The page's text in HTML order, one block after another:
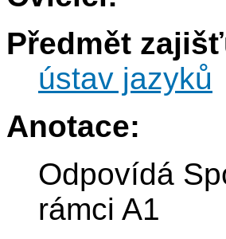
Předmět
ústav jazyků
Anotace:
Odpovídá
rámci A1